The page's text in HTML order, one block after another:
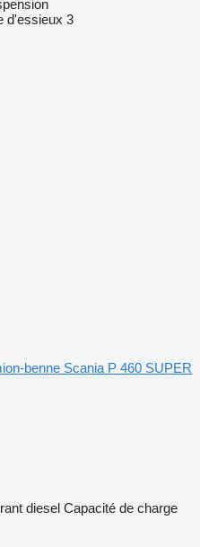
d'essieux 3
benne Scania P 460 SUPER
diesel Capacité de charge